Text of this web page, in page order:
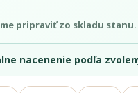
pripraviť zo skladu stanu.
nacenenie podľa